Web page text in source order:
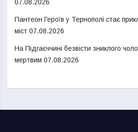
07.08.2026
Пантеон Героїв у Тернополі стає
міст 07.08.2026
На Підгаєччині безвісти зниклого
мертвим 07.08.2026